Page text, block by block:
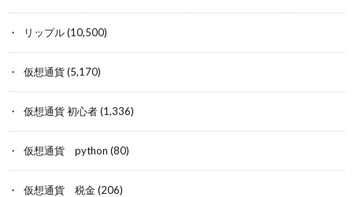
リップル(10,500)
仮想通貨(5,170)
仮想通貨 初心者(1,336)
仮想通貨 python (80)
仮想通貨 税金(206)